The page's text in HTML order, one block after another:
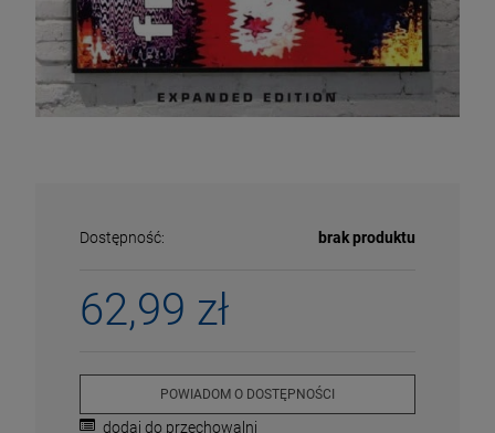
Dostępność: brak produktu
62,99 zł
POWIADOM O DOSTĘPNOŚCI
dodaj do przechowalni